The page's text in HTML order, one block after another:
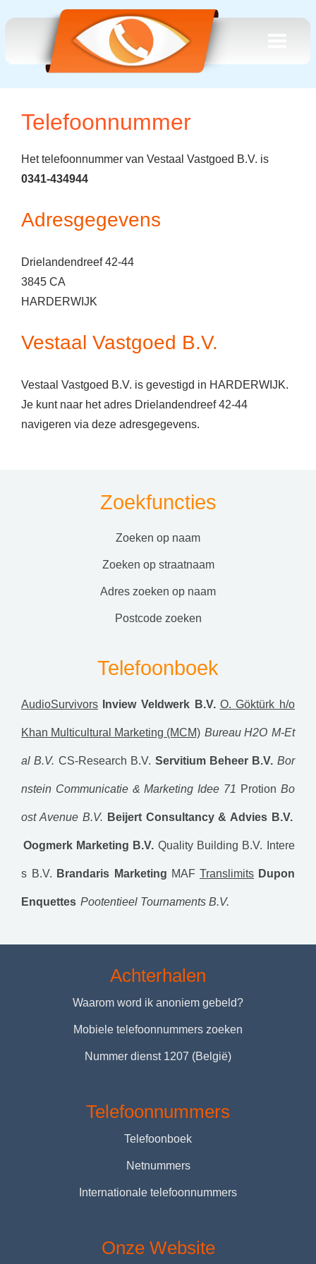
Telefoonnummer
Het telefoonnummer van Vestaal Vastgoed B.V. is
0341-434944
Adresgegevens
Drielandendreef 42-44
3845 CA
HARDERWIJK
Vestaal Vastgoed B.V.
Vestaal Vastgoed B.V. is gevestigd in HARDERWIJK.
Je kunt naar het adres Drielandendreef 42-44
navigeren via deze adresgegevens.
Zoekfuncties
zoeken op naam
zoeken op straatnaam
adres zoeken op naam
postcode zoeken
Telefoonboek
AudioSurvivors Inview Veldwerk B.V. O. Göktürk h/o
Khan Multicultural Marketing (MCM) Bureau H2O M-Et
al B.V. CS-Research B.V. Servitium Beheer B.V. Bor
nstein Communicatie & Marketing Idee 71 Protion Bo
ost Avenue B.V. Beijert Consultancy & Advies B.V.
Oogmerk Marketing B.V. Quality Building B.V. Intere
s B.V. Brandaris Marketing MAF Translimits Dupon
Enquettes Pootentieel Tournaments B.V.
Achterhalen
Waarom word ik anoniem gebeld?
Mobiele telefoonnummers zoeken
Nummer dienst 1207 (België)
Telefoonnummers
Telefoonboek
Netnummers
Internationale telefoonnummers
Onze Website